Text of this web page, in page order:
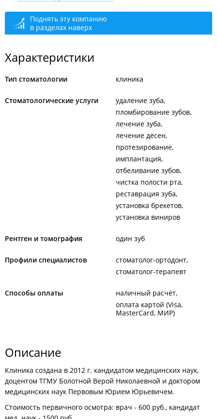
+7 (423) 243-95-03
+7 995 309-68-05
сегодня закрыто
Поднять эту компанию
в разделах наверх
Характеристики
Тип стоматологии клиника
Стоматологические услуги
удаление зуба
пломбирование зубов
лечение зуба
лечение дёсен
протезирование
имплантация
отбеливание зубов
чистка полости рта
реставрация зуба
установка брекетов
установка виниров
Рентген и томография один зуб
Профили специалистов
стоматолог-ортодонт
стоматолог-терапевт
Способы оплаты
наличный расчёт
оплата картой (Visa,
MasterCard, МИР)
Описание
Клиника создана в 2012 г. кандидатом медицинских наук,
доцентом ТГМУ Болотной Верой Николаевной и доктором
медицинских наук Первовым Юрием Юрьевичем.
Стоимость первичного осмотра: врач - 600 руб., кандидат